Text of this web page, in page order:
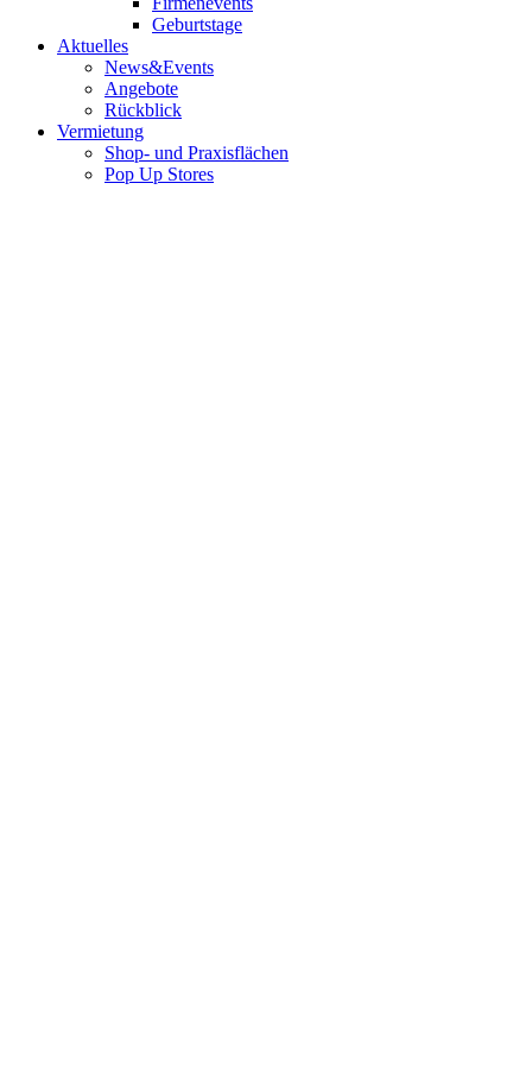
Geburtstage
Aktuelles
News&Events
Angebote
Rückblick
Vermietung
Shop- und Praxisflächen
Pop Up Stores